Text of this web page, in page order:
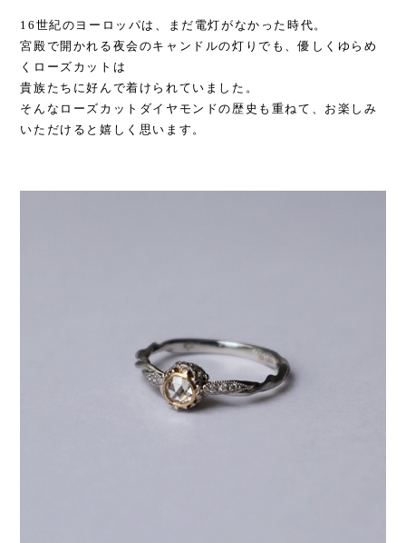
16世紀のヨーロッパは、まだ電灯がなかった時代。
宮殿で開かれる夜会のキャンドルの灯りでも、優しくゆらめ
くローズカットは
貴族たちに好んで着けられていました。
そんなローズカットダイヤモンドの歴史も重ねて、お楽しみ
いただけると嬉しく思います。